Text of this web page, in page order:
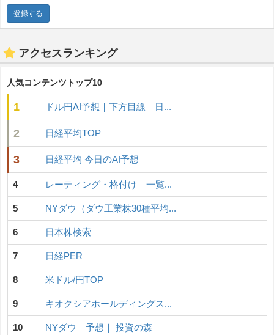
アクセスランキング
人気コンテンツトップ10
1 ドル円AI予想｜下方目線 日...
2 日経平均TOP
3 日経平均 今日のAI予想
4 レーティング・格付け 一覧...
5 NYダウ（ダウ工業株30種平均...
6 日本株検索
7 日経PER
8 米ドル/円TOP
9 キオクシアホールディングス...
10 NYダウ 予想｜ 投資の森